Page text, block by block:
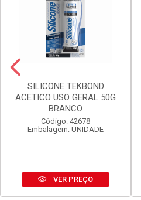
SILICONE TEKBOND
ACETICO USO GERAL 50G
BRANCO
Código: 42678
Embalagem: UNIDADE
VER PREÇO